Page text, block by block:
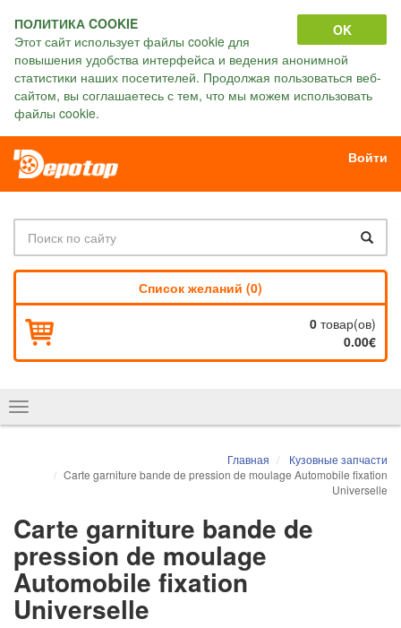
OK
ПОЛИТИКА COOKIE
Этот сайт использует файлы cookie для
повышения удобства интерфейса и ведения анонимной
статистики наших посетителей. Продолжая пользоваться веб-
сайтом, вы соглашаетесь с тем, что мы можем использовать
файлы cookie.
Войти
Список желаний (0)
0 товар(ов)
0.00€
Показать
навигацию
Главная
Кузовные запчасти
Carte garniture bande de pression de moulage Automobile fixation
Universelle
Carte garniture bande de
pression de moulage
Automobile fixation
Universelle